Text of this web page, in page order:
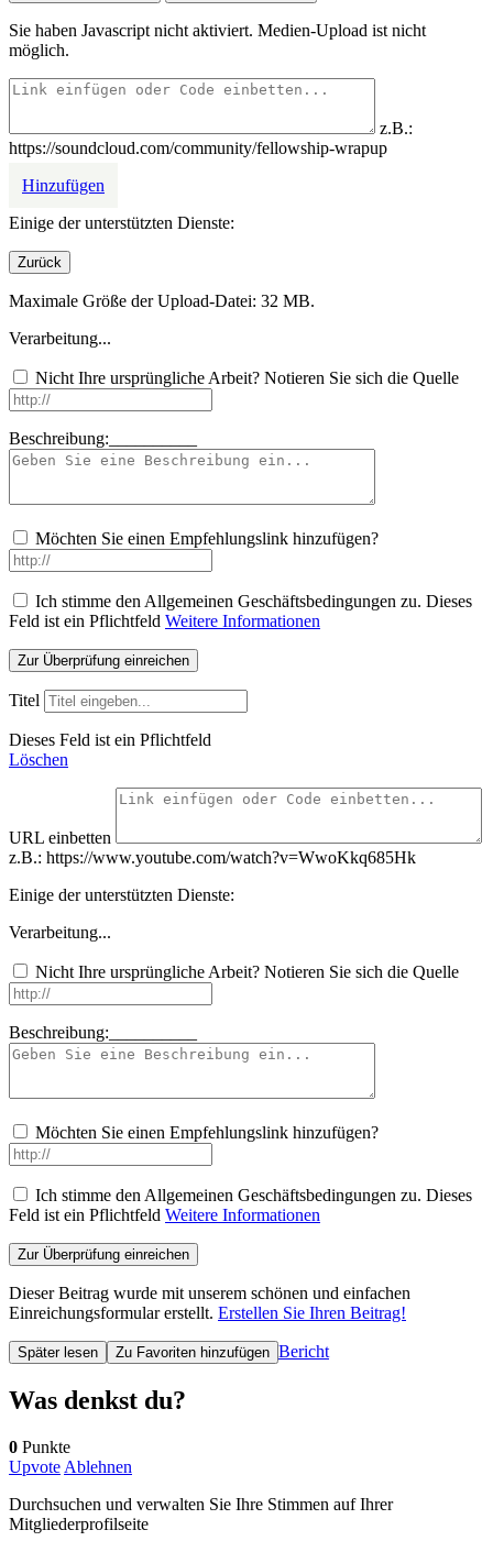
Sie haben Javascript nicht aktiviert. Medien-Upload ist nicht
möglich.
z.B.:
https://soundcloud.com/community/fellowship-wrapup
Hinzufügen
Einige der unterstützten Dienste:
Maximale Größe der Upload-Datei: 32 MB.
Verarbeitung...
Nicht Ihre ursprüngliche Arbeit? Notieren Sie sich die Quelle
Beschreibung:__________
Möchten Sie einen Empfehlungslink hinzufügen?
Ich stimme den Allgemeinen Geschäftsbedingungen zu. Dieses
Feld ist ein Pflichtfeld Weitere Informationen
Titel
Dieses Feld ist ein Pflichtfeld
Löschen
URL einbetten
z.B.: https://www.youtube.com/watch?v=WwoKkq685Hk
Einige der unterstützten Dienste:
Verarbeitung...
Nicht Ihre ursprüngliche Arbeit? Notieren Sie sich die Quelle
Beschreibung:__________
Möchten Sie einen Empfehlungslink hinzufügen?
Ich stimme den Allgemeinen Geschäftsbedingungen zu. Dieses
Feld ist ein Pflichtfeld Weitere Informationen
Dieser Beitrag wurde mit unserem schönen und einfachen
Einreichungsformular erstellt. Erstellen Sie Ihren Beitrag!
Später lesen Zu Favoriten hinzufügen Bericht
Was denkst du?
0 Punkte
Upvote Ablehnen
Durchsuchen und verwalten Sie Ihre Stimmen auf Ihrer
Mitgliederprofilseite